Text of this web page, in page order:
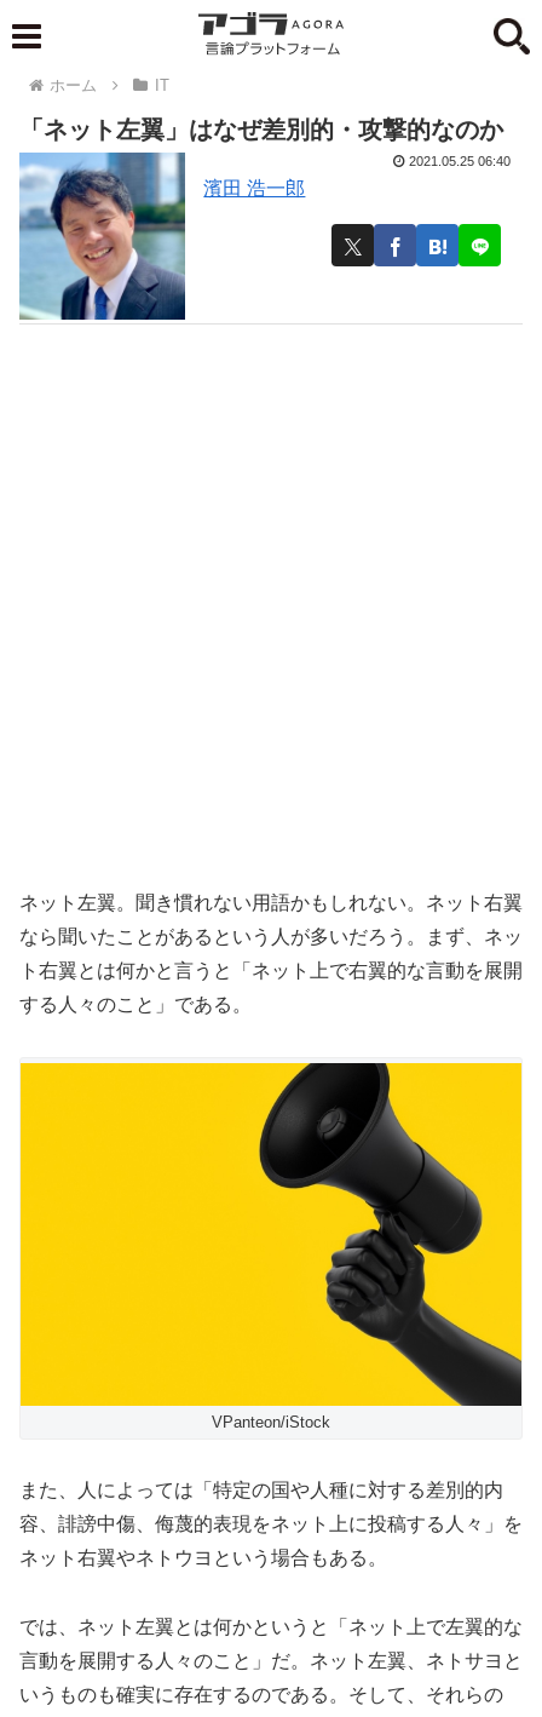
ホーム IT
「ネット左翼」はなぜ差別的・攻撃的なのか
濱田 浩一郎
2021.05.25 06:40
ネット左翼。聞き慣れない用語かもしれない。ネット右翼
なら聞いたことがあるという人が多いだろう。まず、ネッ
ト右翼とは何かと言うと「ネット上で右翼的な言動を展開
する人々のこと」である。
VPanteon/iStock
また、人によっては「特定の国や人種に対する差別的内
容、誹謗中傷、侮蔑的表現をネット上に投稿する人々」を
ネット右翼やネトウ ヨという場合もある。
では、ネット左翼とは何かというと「ネット上で左翼的な
言動を展開する人々のこと」だ。ネット左翼、ネトサヨと
いうものも確実に存在するのである。そして、それらの